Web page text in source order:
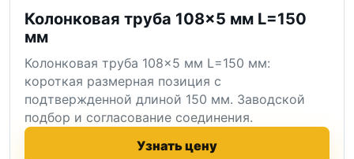
Колонковая труба 108×5 мм L=150
мм
Колонковая труба 108×5 мм L=150 мм:
короткая размерная позиция с
подтвержденной длиной 150 мм. Заводской
подбор и согласование соединения.
Узнать цену